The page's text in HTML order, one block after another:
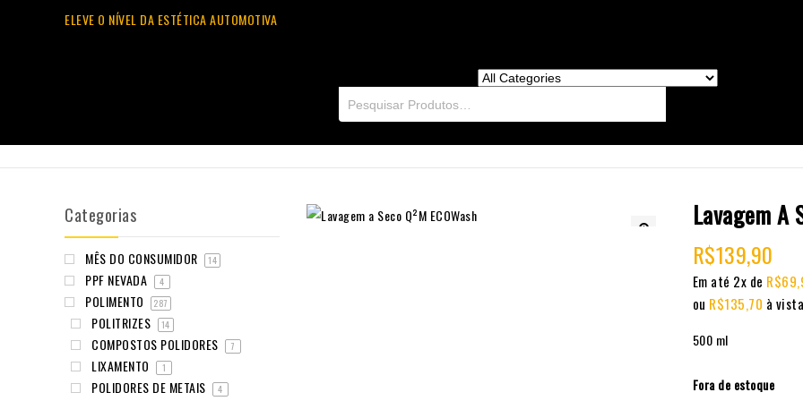
ELEVE O NÍVEL DA ESTÉTICA AUTOMOTIVA
Lavagem A
R$139,90
Em até 2x de R$
ou R$135,70 à vista
500 ml
Fora de estoque
Categorias
MÊS DO CONSUMIDOR 14
PPF NEVADA 4
POLIMENTO 287
POLITRIZES 14
COMPOSTOS POLIDORES 7
LIXAMENTO 1
POLIDORES DE METAIS 4